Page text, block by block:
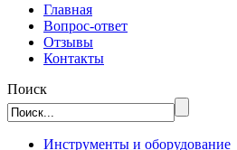
Главная
Вопрос-ответ
Отзывы
Контакты
Поиск
Инструменты и оборудование